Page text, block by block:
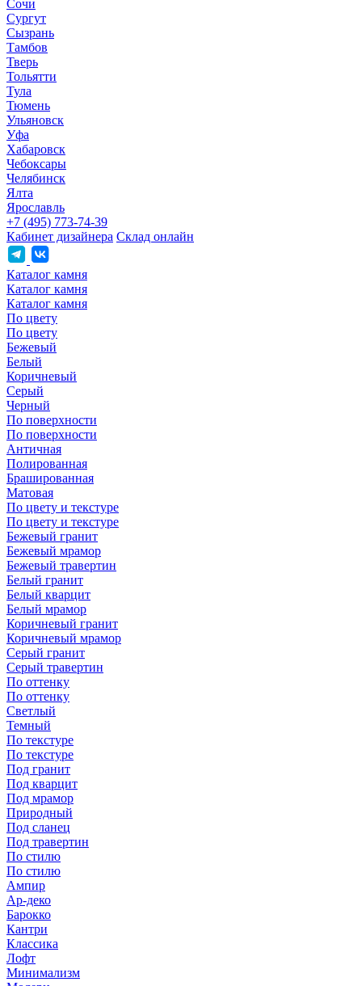
Сочи
Сургут
Сызрань
Тамбов
Тверь
Тольятти
Тула
Тюмень
Ульяновск
Уфа
Хабаровск
Чебоксары
Челябинск
Ялта
Ярославль
+7 (495) 773-74-39
Кабинет дизайнера Склад онлайн
Каталог камня
Каталог камня
Каталог камня
По цвету
По цвету
Бежевый
Белый
Коричневый
Серый
Черный
По поверхности
По поверхности
Античная
Полированная
Брашированная
Матовая
По цвету и текстуре
По цвету и текстуре
Бежевый гранит
Бежевый мрамор
Бежевый травертин
Белый гранит
Белый кварцит
Белый мрамор
Коричневый гранит
Коричневый мрамор
Серый гранит
Серый травертин
По оттенку
По оттенку
Светлый
Темный
По текстуре
По текстуре
Под гранит
Под кварцит
Под мрамор
Природный
Под сланец
Под травертин
По стилю
По стилю
Ампир
Ар-деко
Барокко
Кантри
Классика
Лофт
Минимализм